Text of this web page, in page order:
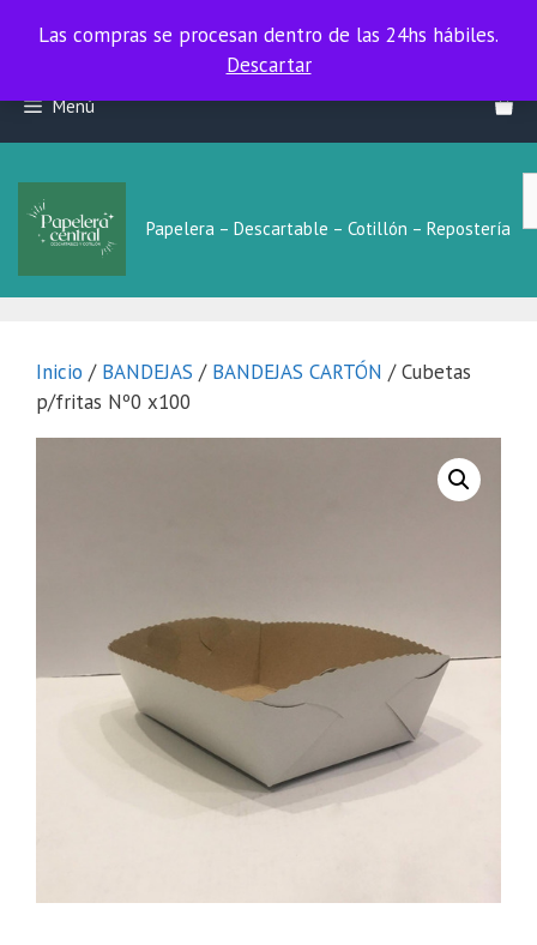
Las compras se procesan dentro de las 24hs hábiles.
Las compras se procesan dentro de las 24hs hábiles.
Descartar
contenido
Menú
Papelera – Descartable – Cotillón – Repostería
Inicio / BANDEJAS / BANDEJAS CARTÓN / Cubetas
p/fritas Nº0 x100